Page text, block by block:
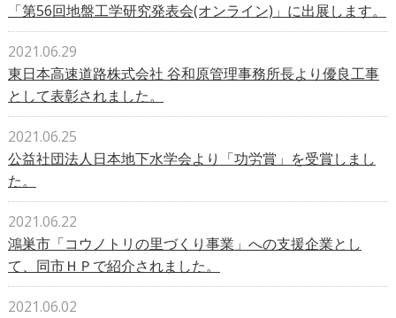
「第56回地盤工学研究発表会(オンライン)」に出展します。
2021.06.29
東日本高速道路株式会社 谷和原管理事務所長より優良工事
として表彰されました。
2021.06.25
公益社団法人日本地下水学会より「功労賞」を受賞しまし
た。
2021.06.22
鴻巣市「コウノトリの里づくり事業」への支援企業とし
て、同市ＨＰで紹介されました。
2021.06.02